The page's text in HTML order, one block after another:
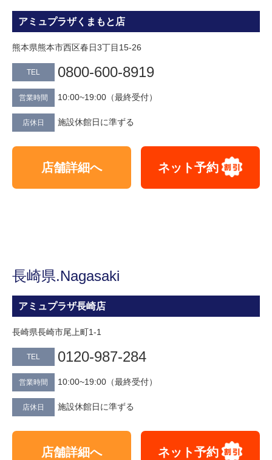
アミュプラザくまもと店
熊本県熊本市西区春日3丁目15-26
TEL 0800-600-8919
営業時間 10:00~19:00（最終受付）
店休日 施設休館日に準ずる
店舗詳細へ ネット予約
長崎県.Nagasaki
アミュプラザ長崎店
長崎県長崎市尾上町1-1
TEL 0120-987-284
営業時間 10:00~19:00（最終受付）
店休日 施設休館日に準ずる
店舗詳細へ ネット予約